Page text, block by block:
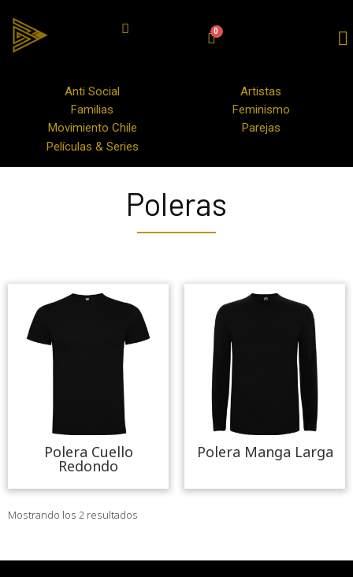
Anti Social
Artistas
Familias
Feminismo
Movimiento Chile
Parejas
Películas & Series
Poleras
Polera Cuello
Redondo
Polera Manga Larga
Mostrando los 2 resultados